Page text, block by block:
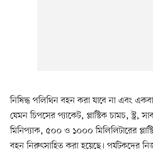
নিষিদ্ধ পলিথিন বহন করা যাবে না এবং একবার
যেমন চিপসের প্যাকেট, প্লাস্টিক চামচ, স্ট্র,
মিনিপ্যাক, ৫০০ ও ১০০০ মিলিলিটারের
বহন নিরুৎসাহিত করা হয়েছে। পর্যটকদের